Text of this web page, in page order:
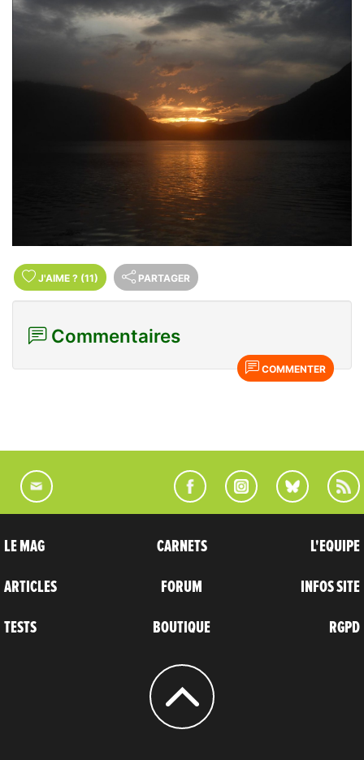
J'AIME ? (11) PARTAGER
Commentaires
COMMENTER
LE MAG
ARTICLES
TESTS
CARNETS
FORUM
BOUTIQUE
L'EQUIPE
INFOS SITE
RGPD